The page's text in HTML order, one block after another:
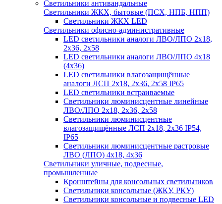
Светильники антивандальные
Светильники ЖКХ, бытовые (ПСХ, НПБ, НПП)
Светильники ЖКХ LED
Светильники офисно-административные
LED светильники аналоги ЛВО/ЛПО 2х18,
2х36, 2х58
LED светильники аналоги ЛВО/ЛПО 4х18
(4х36)
LED светильники влагозащищённые
аналоги ЛСП 2х18, 2х36, 2х58 IP65
LED светильники встраиваемые
Светильники люминисцентные линейные
ЛВО/ЛПО 2х18, 2х36, 2х58
Светильники люминисцентные
влагозащищённые ЛСП 2х18, 2х36 IP54,
IP65
Светильники люминисцентные растровые
ЛВО (ЛПО) 4х18, 4х36
Светильники уличные, подвесные,
промышленные
Кронштейны для консольных светильников
Светильники консольные (ЖКУ, РКУ)
Светильники консольные и подвесные LED